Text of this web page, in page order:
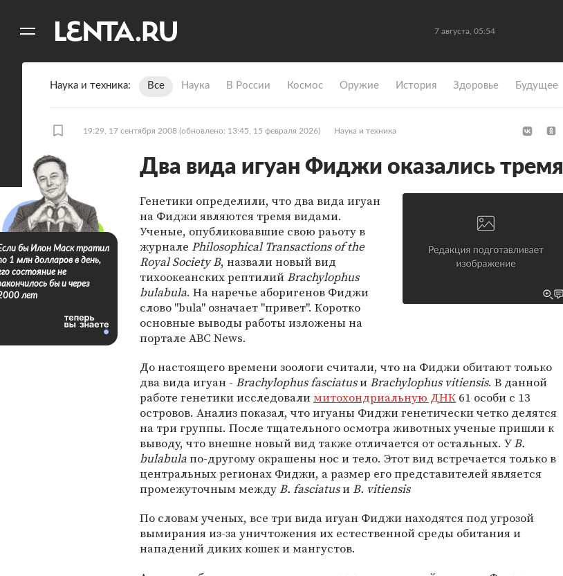
7 августа, 05:54
Наука и техника Все Наука В России Космос Оружие История Здоровье Будущее
19:29, 17 сентября 2008 (обновлено: 13:45, 15 февраля 2026) Наука и техника
Два вида игуан Фиджи оказались тремя
Генетики определили, что два вида игуан
на Фиджи являются тремя видами.
Ученые, опубликовавшие свою раьоту в
журнале Philosophical Transactions of the
Royal Society B, назвали новый вид
тихоокеанских рептилийBrachylophus
bulabula. На наречье аборигенов Фиджи
слово "bula" означает "привет". Коротко
основные выводы работы изложены на
портале ABC News.
До настоящего времени зоологи считали, что на Фиджи обитают только
два вида игуан - Brachylophus fasciatusиBrachylophus vitiensis. В данной
работе генетики исследовали митохондриальную ДНК 61 особи с 13
островов. Анализ показал, что игуаны Фиджи генетически четко делятся
на три группы. После тщательного осмотра животных ученые пришли к
выводу, что внешне новый вид также отличается от остальных. УB.
bulabulaпо-другому окрашены нос и тело. Этот вид встречается только в
центральных регионах Фиджи, а размер его представителей является
промежуточным междуB. fasciatusиB. vitiensis
По словам ученых, все три вида игуан Фиджи находятся под угрозой
вымирания из-за уничтожения их естественной среды обитания и
нападений диких кошек и мангустов.
бы Илон Маск тратил
1 млн долларов в день,
состояние не
бы и через
лет